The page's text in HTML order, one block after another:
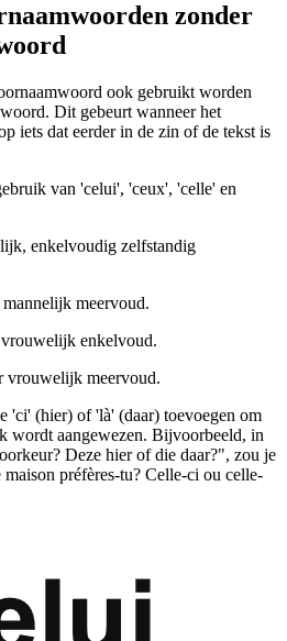
zonder
ook gebruikt worden
Dit gebeurt wanneer het
iets dat eerder in de zin of de tekst is
van 'celui', 'ceux', 'celle' en
enkelvoudig zelfstandig
meervoud.
enkelvoud.
vrouwelijk meervoud.
'ci' (hier) of 'là' (daar) toevoegen om
wordt aangewezen. Bijvoorbeeld, in
Deze hier of die daar?", zou je
préfères-tu? Celle-ci ou celle-